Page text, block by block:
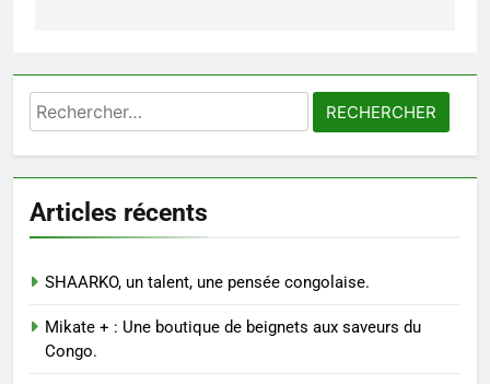
Rechercher :
Articles récents
SHAARKO, un talent, une pensée congolaise.
Mikate + : Une boutique de beignets aux saveurs du
Congo.